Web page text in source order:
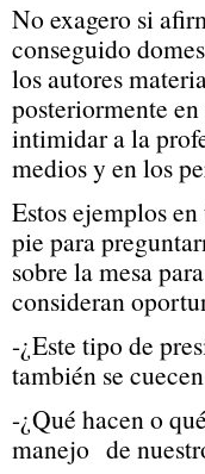
No exagero si
conseguido
los autores
posteriormente
intimidar a la
medios y en los
Estos ejemplos
pie para
sobre la mesa
consideran
-¿Este tipo de
también se
-¿Qué hacen o
manejo de